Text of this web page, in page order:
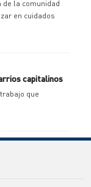
la comunidad
en cuidados
capitalinos
que